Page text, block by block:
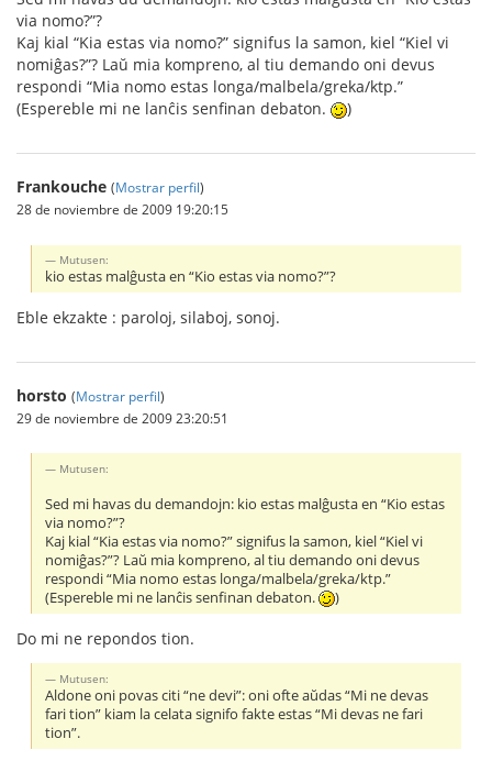
via nomo?”?
Kaj kial “Kia estas via nomo?” signifus la samon, kiel “Kiel vi
nomiĝas?”? Laŭ mia kompreno, al tiu demando oni devus
respondi “Mia nomo estas longa/malbela/greka/ktp.”
(Espereble mi ne lanĉis senfinan debaton.
)
Frankouche (Mostrar perfil)
28 de noviembre de 2009 19:20:15
Mutusen:
kio estas malĝusta en “Kio estas via nomo?”?
Eble ekzakte : paroloj, silaboj, sonoj.
horsto (Mostrar perfil)
29 de noviembre de 2009 23:20:51
Mutusen:
Sed mi havas du demandojn: kio estas malĝusta en “Kio estas
via nomo?”?
Kaj kial “Kia estas via nomo?” signifus la samon, kiel “Kiel vi
nomiĝas?”? Laŭ mia kompreno, al tiu demando oni devus
respondi “Mia nomo estas longa/malbela/greka/ktp.”
(Espereble mi ne lanĉis senfinan debaton.
)
Do mi ne repondos tion.
Mutusen:
Aldone oni povas citi “ne devi”: oni ofte aŭdas “Mi ne devas
fari tion” kiam la celata signifo fakte estas “Mi devas ne fari
tion”.